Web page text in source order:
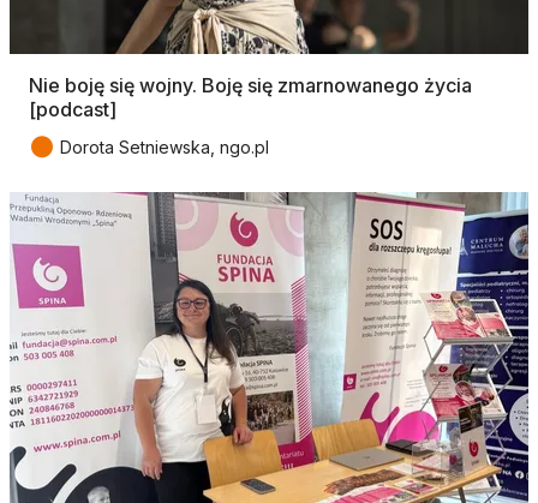
Nie boję się wojny. Boję się zmarnowanego życia
[podcast]
● Dorota Setniewska, ngo.pl